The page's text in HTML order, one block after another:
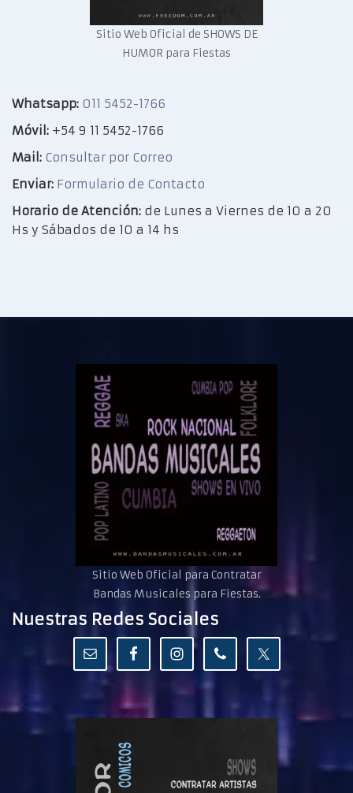
Sitio Web Oficial de SHOWS DE
HUMOR para Fiestas
Whatsapp: 011 5452-1766
Móvil: +54 9 11 5452-1766
Mail: Consultar por Correo
Enviar: Formulario de Contacto
Horario de Atención: de Lunes a Viernes de 10 a 20
Hs y Sábados de 10 a 14 hs
Sitio Web Oficial para Contratar
Bandas Musicales para Fiestas.
Nuestras Redes Sociales